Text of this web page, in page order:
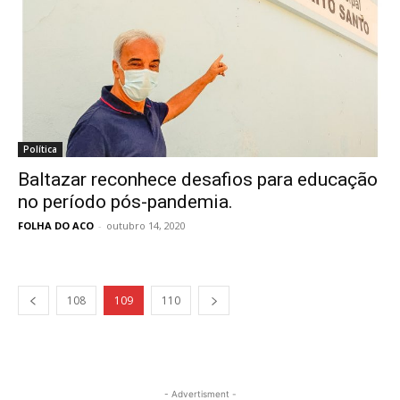
Política
Baltazar reconhece desafios para educação
no período pós-pandemia.
FOLHA DO ACO - outubro 14, 2020
108 109 110
- Advertisment -